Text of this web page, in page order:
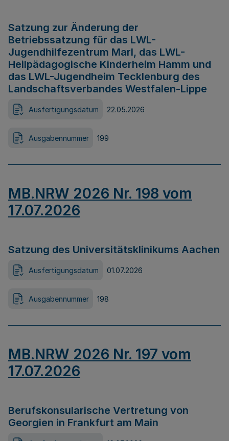
Satzung zur Änderung der
Betriebssatzung für das LWL-
Jugendhilfezentrum Marl, das LWL-
Heilpädagogische Kinderheim Hamm und
das LWL-Jugendheim Tecklenburg des
Landschaftsverbandes Westfalen-Lippe
Ausfertigungsdatum 22.05.2026
Ausgabennummer 199
MB.NRW 2026 Nr. 198 vom
17.07.2026
Satzung des Universitätsklinikums Aachen
Ausfertigungsdatum 01.07.2026
Ausgabennummer 198
MB.NRW 2026 Nr. 197 vom
17.07.2026
Berufskonsularische Vertretung von
Georgien in Frankfurt am Main